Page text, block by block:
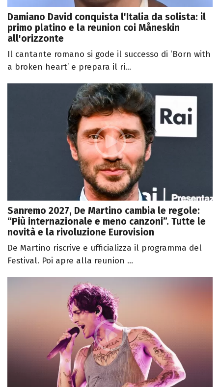
Damiano David conquista l'Italia da solista: il
primo platino e la reunion coi Måneskin
all'orizzonte
Il cantante romano si gode il successo di ‘Born with
a broken heart’ e prepara il ri...
Sanremo 2027, De Martino cambia le regole:
“Più internazionale e meno canzoni”. Tutte le
novità e la rivoluzione Eurovision
De Martino riscrive e ufficializza il programma del
Festival. Poi apre alla reunion ...